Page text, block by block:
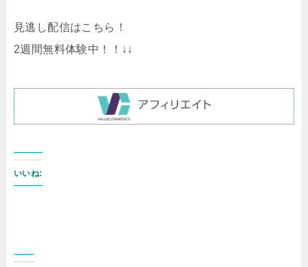
見逃し配信はこちら！
2週間無料体験中！！↓↓
いいね: